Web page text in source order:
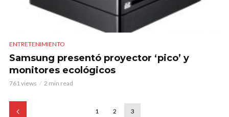
ENTRETENIMIENTO
Samsung presentó proyector ‘pico’ y
monitores ecológicos
761 views 2 min read
1 2 3